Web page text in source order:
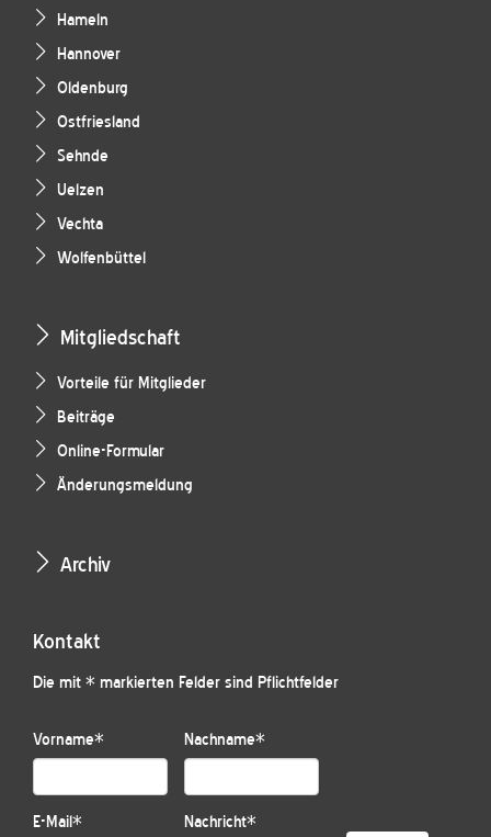
Hameln
Hannover
Oldenburg
Ostfriesland
Sehnde
Uelzen
Vechta
Wolfenbüttel
Mitgliedschaft
Vorteile für Mitglieder
Beiträge
Online-Formular
Änderungsmeldung
Archiv
Kontakt
Die mit * markierten Felder sind Pflichtfelder
Vorname* Nachname*
E-Mail* Nachricht*